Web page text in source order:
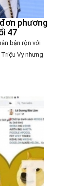
phương
47
bận rộn với
Vy nhưng